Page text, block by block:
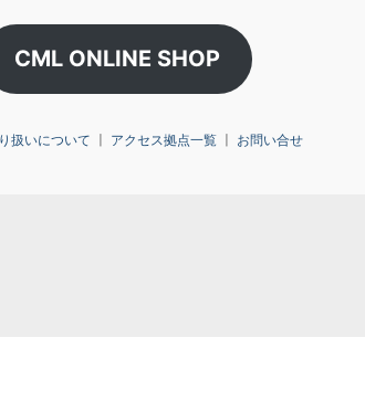
CML ONLINE SHOP
扱いについて 〡 アクセス拠点一覧 〡 お問い合せ